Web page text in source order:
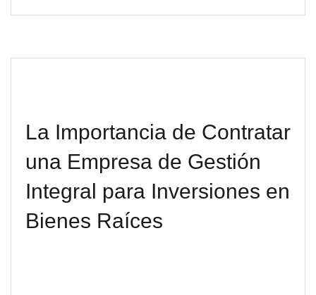
La Importancia de Contratar
una Empresa de Gestión
Integral para Inversiones en
Bienes Raíces